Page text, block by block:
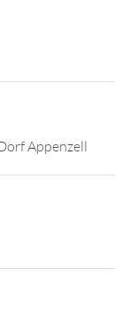
Appenzell